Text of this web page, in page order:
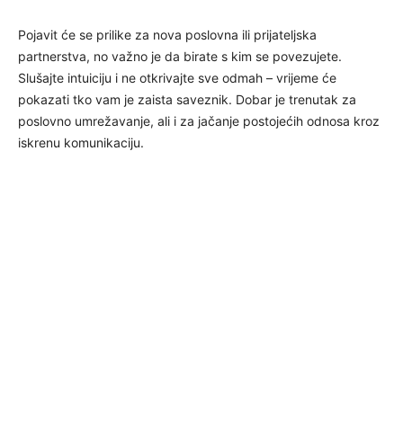
Pojavit će se prilike za nova poslovna ili prijateljska
partnerstva, no važno je da birate s kim se povezujete.
Slušajte intuiciju i ne otkrivajte sve odmah – vrijeme će
pokazati tko vam je zaista saveznik. Dobar je trenutak za
poslovno umrežavanje, ali i za jačanje postojećih odnosa kroz
iskrenu komunikaciju.